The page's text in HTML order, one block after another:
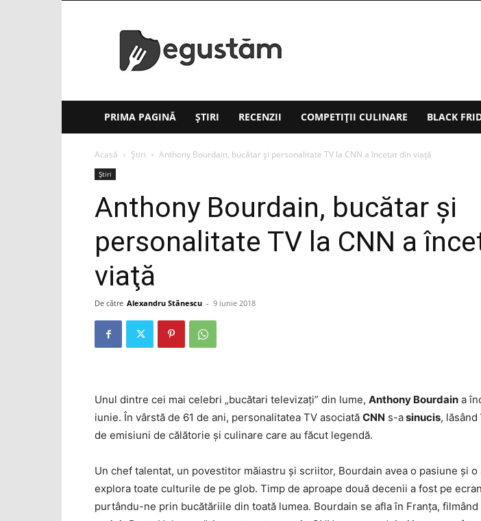
Degustăm(.ro)
PRIMA PAGINĂ ȘTIRI RECENZII COMPETIȚII CULINARE BLACK
Acasă Știri Anthony Bourdain, bucătar şi personalitate TV la CNN a încetat din viaţă
Știri
Anthony Bourdain, bucătar şi
personalitate TV la CNN a
viaţă
De către Alexandru Stănescu - 9 iunie 2018
Unul dintre cei mai celebri „bucătari televizaţi” din lume, Anthony Bourdain a
iunie. În vârstă de 61 de ani, personalitatea TV asociată CNN s-asinucis,
de emisiuni de călătorie şi culinare care au făcut legendă.
Un chef talentat, un povestitor măiastru şi scriitor, Bourdain avea o pasiune şi o
explora toate culturile de pe glob. Timp de aproape două decenii a fost pe
purtându-ne prin bucătăriile din toată lumea. Bourdain se afla în Franţa,